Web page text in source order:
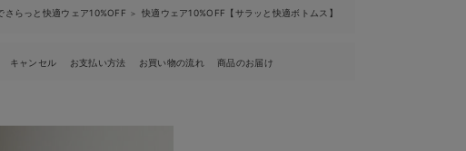
さらっと快適ウェア10%OFF ＞ 快適ウェア10%OFF【サラッと快適ボトムス】
キャンセル お支払い方法 お買い物の流れ 商品のお届け